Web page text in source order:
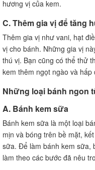
hương vị của kem.
C. Thêm gia vị để tăng
Thêm gia vị như vani, hạt
vị cho bánh. Những gia vị
thú vị. Bạn cũng có thể thử
kem thêm ngọt ngào và hấp
Những loại bánh ngon
A. Bánh kem sữa
Bánh kem sữa là một loại
mịn và bóng trên bề mặt,
sữa. Để làm bánh kem sữa,
làm theo các bước đã nêu